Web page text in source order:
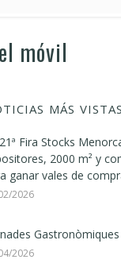
móvil
MÁS VISTAS
Fira Stocks
2000 m² y
ganar vales de
2026
2026